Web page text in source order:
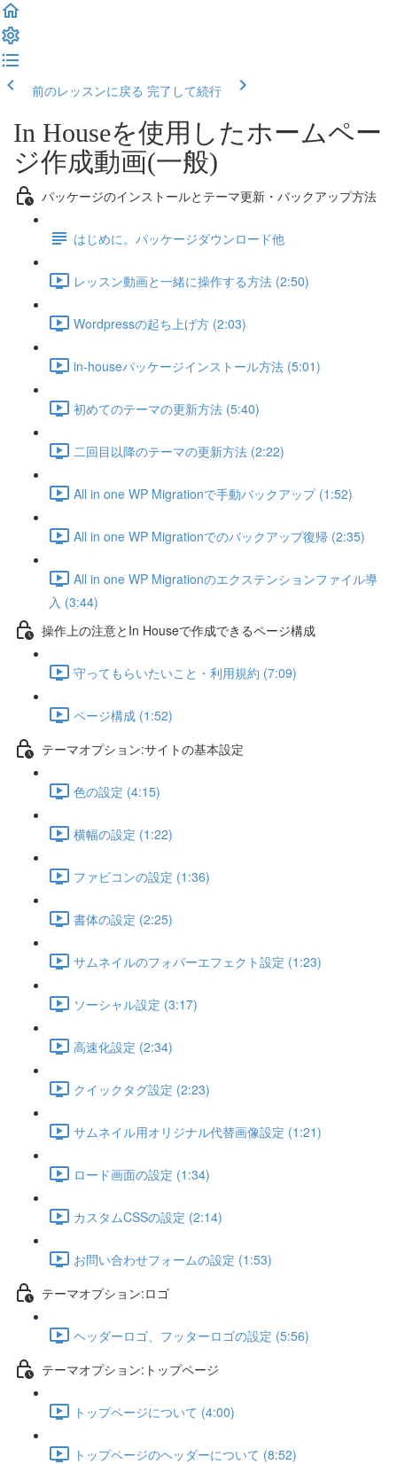
前のレッスンに戻る 完了して続行
In Houseを使用したホームペー
ジ作成動画(一般)
パッケージのインストールとテーマ更新・バックアップ方法
はじめに。パッケージダウンロード他
レッスン動画と一緒に操作する方法 (2:50)
Wordpressの起ち上げ方 (2:03)
in-houseパッケージインストール方法 (5:01)
初めてのテーマの更新方法 (5:40)
二回目以降のテーマの更新方法 (2:22)
All in one WP Migrationで手動バックアップ (1:52)
All in one WP Migrationでのバックアップ復帰 (2:35)
All in one WP Migrationのエクステンションファイル導
入 (3:44)
操作上の注意とIn Houseで作成できるページ構成
守ってもらいたいこと・利用規約 (7:09)
ページ構成 (1:52)
テーマオプション:サイトの基本設定
色の設定 (4:15)
横幅の設定 (1:22)
ファビコンの設定 (1:36)
書体の設定 (2:25)
サムネイルのフォバーエフェクト設定 (1:23)
ソーシャル設定 (3:17)
高速化設定 (2:34)
クイックタグ設定 (2:23)
サムネイル用オリジナル代替画像設定 (1:21)
ロード画面の設定 (1:34)
カスタムCSSの設定 (2:14)
お問い合わせフォームの設定 (1:53)
テーマオプション:ロゴ
ヘッダーロゴ、フッターロゴの設定 (5:56)
テーマオプション:トップページ
トップページについて (4:00)
トップページのヘッダーについて (8:52)